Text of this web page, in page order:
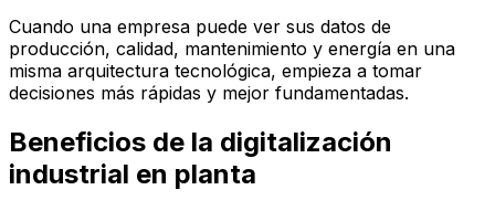
Cuando una empresa puede ver sus datos de
producción, calidad, mantenimiento y energía en una
misma arquitectura tecnológica, empieza a tomar
decisiones más rápidas y mejor fundamentadas.
Beneficios de la digitalización
industrial en planta